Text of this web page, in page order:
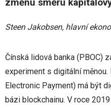
Steen Jakobsen, hlavní
Čínská lidová banka (PBOC)
experiment s digitální měnou.
Electronic Payment) má být
bázi blockchainu. V roce